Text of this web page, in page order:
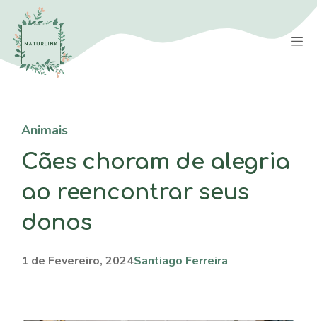
Saltar
para
conteúdo
Animais
Cães choram de alegria
ao reencontrar seus
donos
1 de Fevereiro, 2024Santiago Ferreira